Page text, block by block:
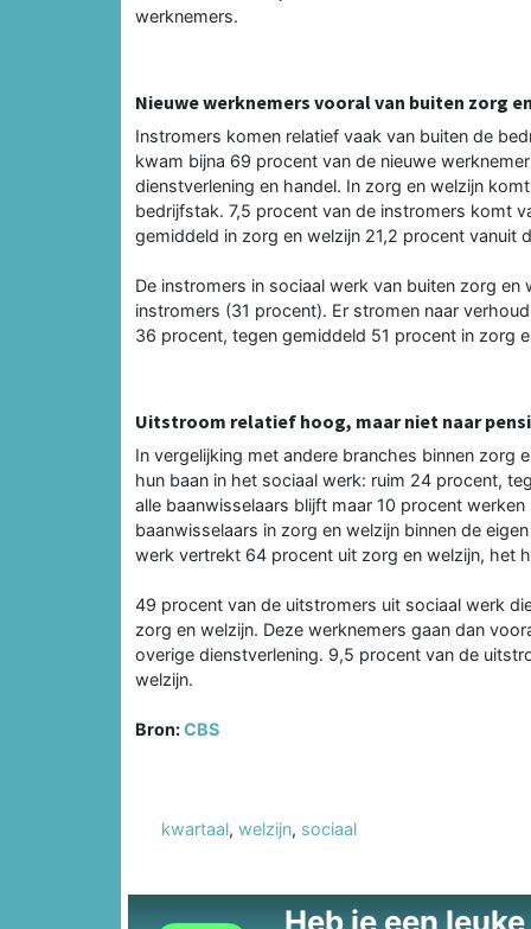
werknemers.
Nieuwe werknemers vooral van buiten zorg
Instromers komen relatief vaak van buiten de
kwam bijna 69 procent van de nieuwe
dienstverlening en handel. In zorg en welzijn
bedrijfstak. 7,5 procent van de instromers komt
gemiddeld in zorg en welzijn 21,2 procent vanuit
De instromers in sociaal werk van buiten zorg
instromers (31 procent). Er stromen naar
36 procent, tegen gemiddeld 51 procent in zorg
Uitstroom relatief hoog, maar niet naar
In vergelijking met andere branches binnen zorg
hun baan in het sociaal werk: ruim 24 procent,
alle baanwisselaars blijft maar 10 procent
baanwisselaars in zorg en welzijn binnen de
werk vertrekt 64 procent uit zorg en welzijn, het
49 procent van de uitstromers uit sociaal werk
zorg en welzijn. Deze werknemers gaan dan
overige dienstverlening. 9,5 procent van de
welzijn.
Bron:CBS
kwartaal, welzijn, sociaal
Heb je een